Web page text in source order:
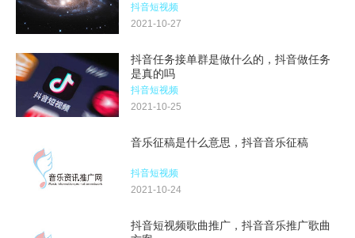
抖音短视频
2021-10-27
抖音任务接单群是做什么的，抖音做任务
是真的吗
抖音短视频
2021-10-25
音乐征稿是什么意思，抖音音乐征稿
抖音短视频
2021-10-24
抖音短视频歌曲推广，抖音音乐推广歌曲